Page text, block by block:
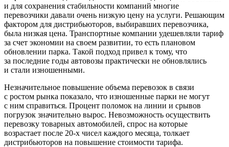
и для сохранения стабильности компаний многие
перевозчики давали очень низкую цену на услуги. Решающим
фактором для дистрибьюторов, выбиравших перевозчика,
была низкая цена. Транспортные компании удешевляли тариф
за счет экономии на своем развитии, то есть плановом
обновлении парка. Такой подход привел к тому, что
за последние годы автовозы практически не обновлялись
и стали изношенными.
Незначительное повышение объема перевозок в связи
с ростом рынка показало, что изношенные парки не могут
с ним справиться. Процент поломок на линии и срывов
погрузок значительно вырос. Невозможность осуществить
перевозку товарных автомобилей, спрос на которые
возрастает после 20-х чисел каждого месяца, толкает
дистрибьюторов на повышение стоимости тарифа.